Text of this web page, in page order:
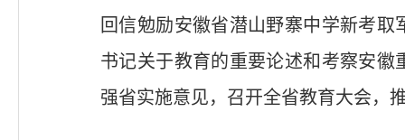
回信勉励安徽省潜山野寨中学新考
书记关于教育的重要论述和考察安
强省实施意见，召开全省教育大会，